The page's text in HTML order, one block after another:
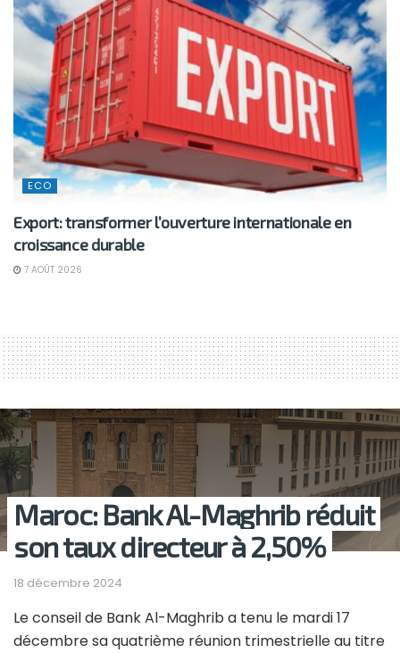
ECO
Export: transformer l’ouverture internationale en
croissance durable
7 AOÛT 2026
Maroc: Bank Al-Maghrib réduit
son taux directeur à 2,50%
18 décembre 2024
Le conseil de Bank Al-Maghrib a tenu le mardi 17
décembre sa quatrième réunion trimestrielle au titre